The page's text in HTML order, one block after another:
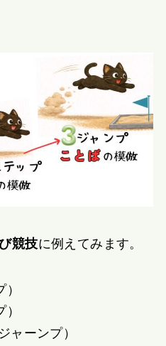
競技に例えてみます。
ャーンプ）